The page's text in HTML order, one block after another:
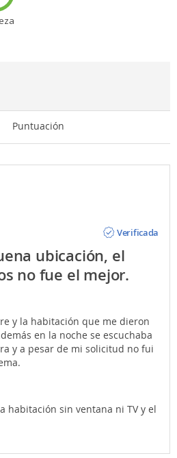
Puntuación
Verificada
ubicación, el
no fue el mejor.
y la habitación que me dieron
en la noche se escuchaba
y a pesar de mi solicitud no fui
habitación sin ventana ni TV y el